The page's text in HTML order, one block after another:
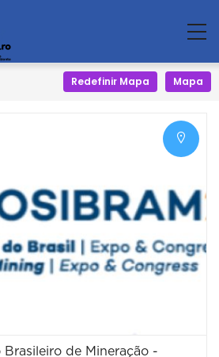
Redefinir Mapa Mapa
Brasileiro de Mineração -